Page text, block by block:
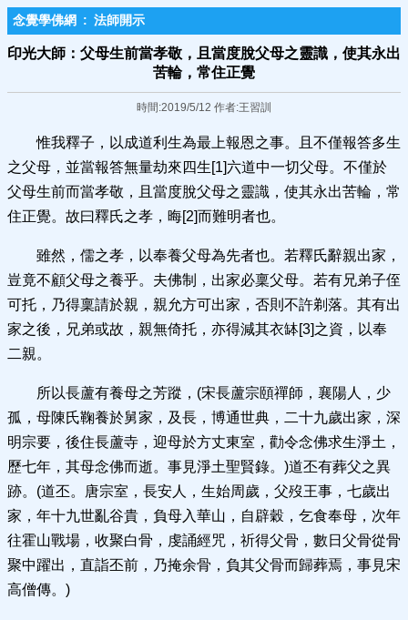
念覺學佛網 : 法師開示
印光大師：父母生前當孝敬，且當度脫父母之靈識，使其永出
苦輪，常住正覺
時間:2019/5/12 作者:王習訓
惟我釋子，以成道利生為最上報恩之事。且不僅報答多生
之父母，並當報答無量劫來四生[1]六道中一切父母。不僅於
父母生前而當孝敬，且當度脫父母之靈識，使其永出苦輪，常
住正覺。故曰釋氏之孝，晦[2]而難明者也。
雖然，儒之孝，以奉養父母為先者也。若釋氏辭親出家，
豈竟不顧父母之養乎。夫佛制，出家必稟父母。若有兄弟子侄
可托，乃得稟請於親，親允方可出家，否則不許剃落。其有出
家之後，兄弟或故，親無倚托，亦得減其衣缽[3]之資，以奉
二親。
所以長蘆有養母之芳蹤，(宋長蘆宗頤禪師，襄陽人，少
孤，母陳氏鞠養於舅家，及長，博通世典，二十九歲出家，深
明宗要，後住長蘆寺，迎母於方丈東室，勸令念佛求生淨土，
歷七年，其母念佛而逝。事見淨土聖賢錄。)道丕有葬父之異
跡。(道丕。唐宗室，長安人，生始周歲，父歿王事，七歲出
家，年十九世亂谷貴，負母入華山，自辟穀，乞食奉母，次年
往霍山戰場，收聚白骨，虔誦經咒，祈得父骨，數日父骨從骨
聚中躍出，直詣丕前，乃掩余骨，負其父骨而歸葬焉，事見宋
高僧傳。)